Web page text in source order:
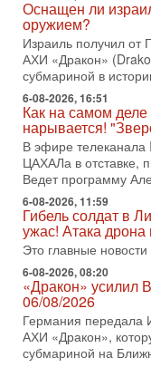
меняли
вспомнить взлет
31-07-2026, 17:00
Тайны закрытых
молчат Трамп и
Недавний визит
Нетаньяху в США и
оставили больше
31-07-2026, 15:18
Иран готовит
хочет эскалации,
В эфире телеканала
по вопросам
Международного
Битва за
31/07/2026
Сегодня президент
достижении
разоружении ХАМАСа
Оснащен ли
оружием?
Израиль получил
АХИ «Дракон»
субмариной в
6-08-2026, 16:51
Как на самом
нарывается!
В эфире
ЦАХАЛа в отставке,
Ведет программу
6-08-2026, 11:59
Гибель солдат в
ужас! Атака
Это главные
6-08-2026, 08:20
«Дракон»
06/08/2026
Германия передала
АХИ «Дракон»,
субмариной на